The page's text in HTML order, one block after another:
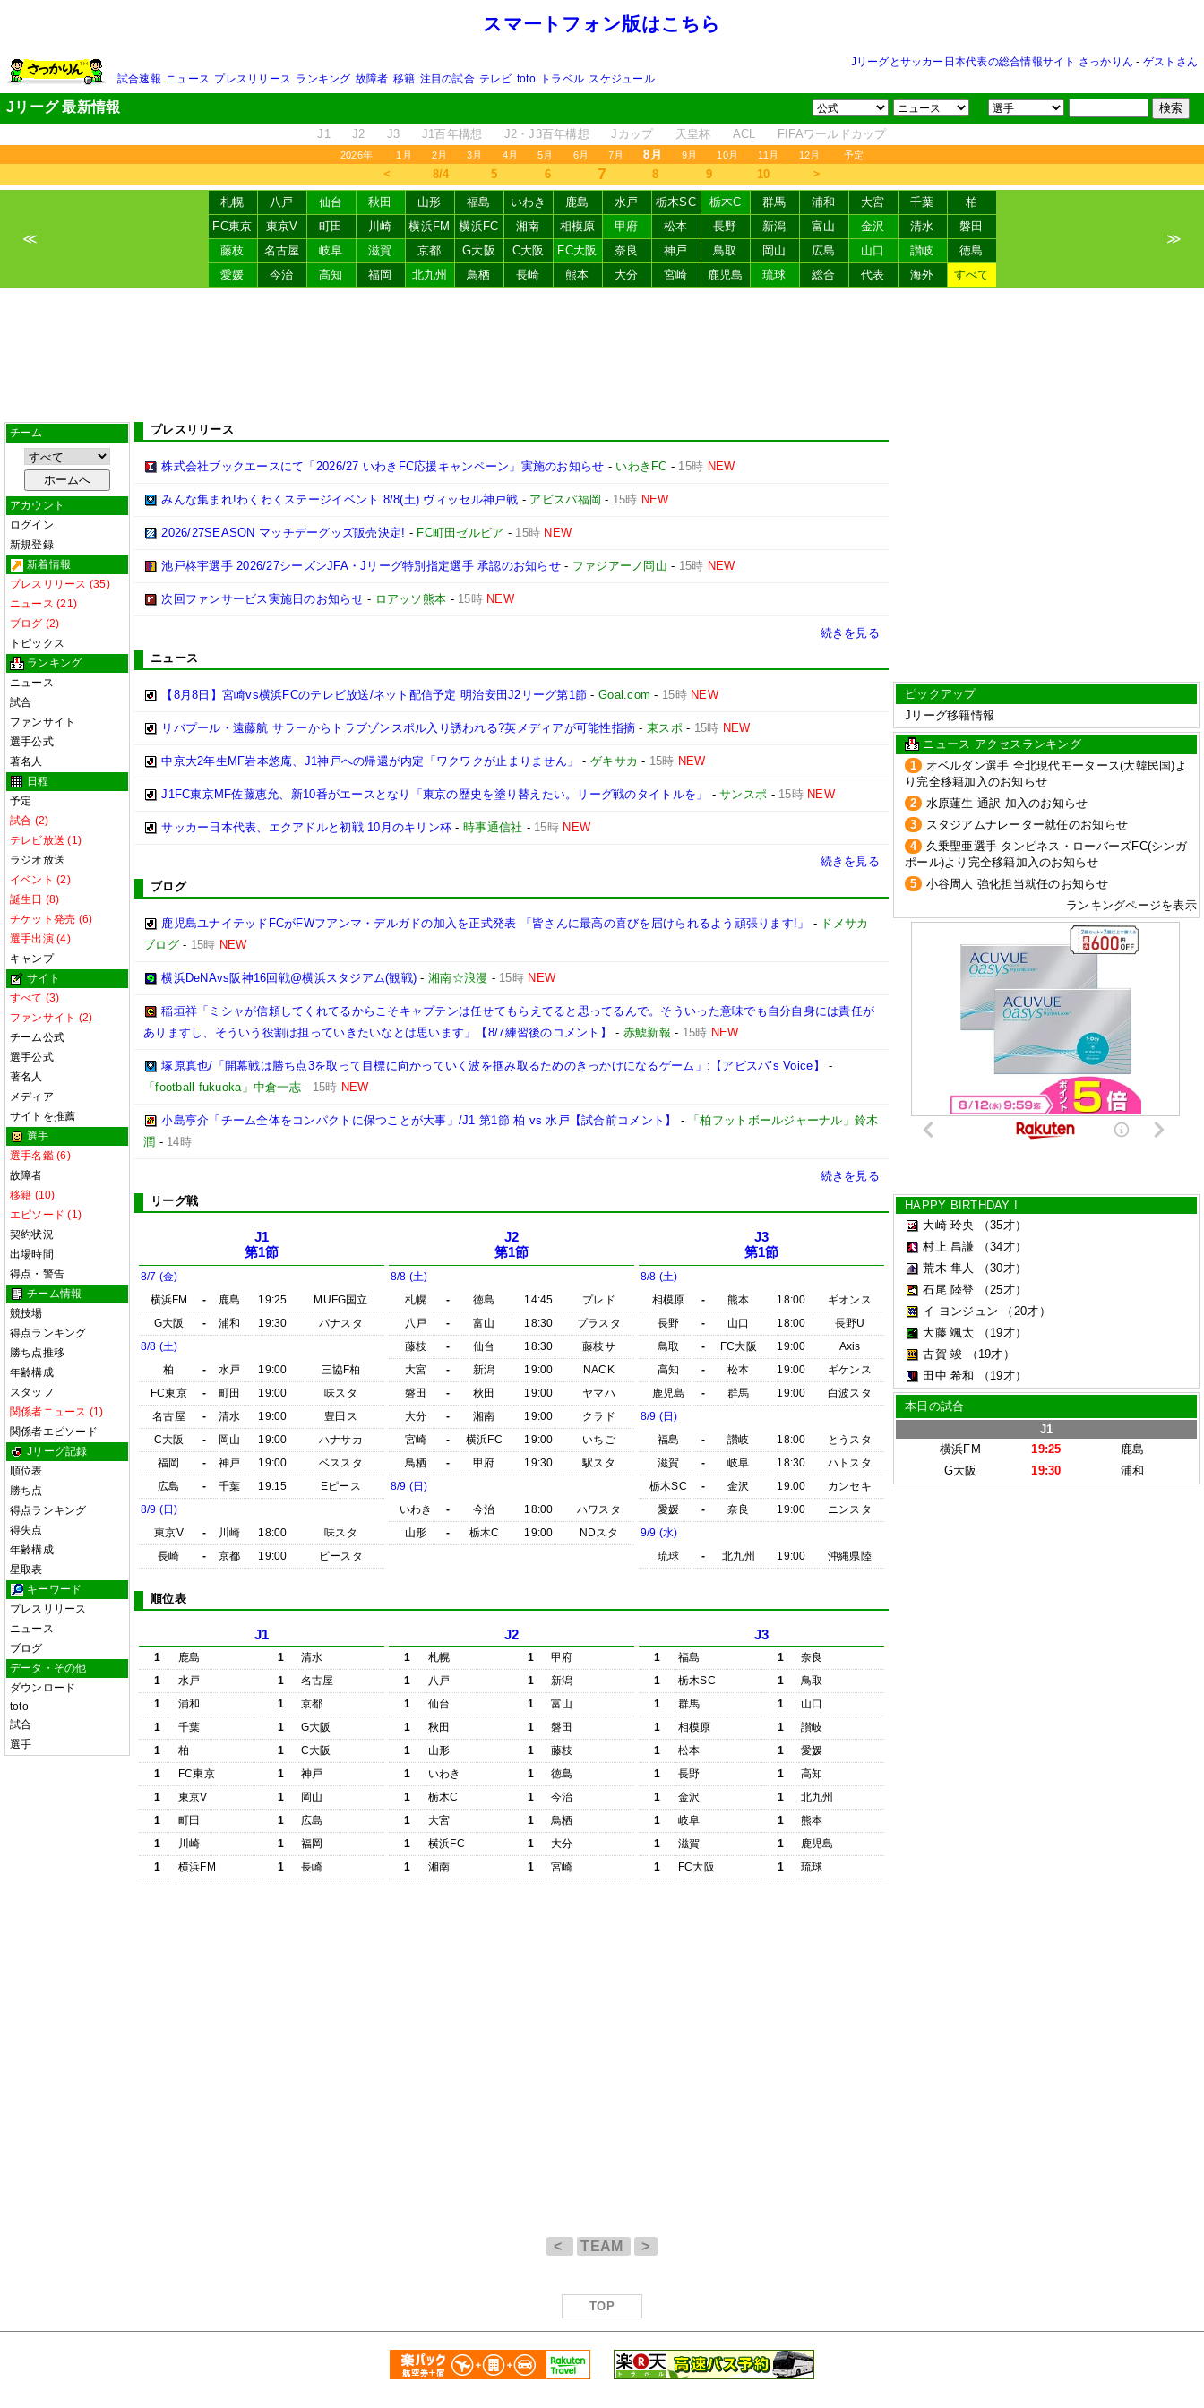
スマートフォン版はこちら
Jリーグとサッカー日本代表の総合情報サイト さっかりん - ゲストさん
試合速報 ニュース プレスリリース ランキング 故障者 移籍 注目の試合 テレビ toto トラベル スケジュール
Jリーグ 最新情報
J1 J2 J3 J1百年構想 J2・J3百年構想 Jカップ 天皇杯 ACL FIFAワールドカップ
2026年 1月 2月 3月 4月 5月 6月 7月 8月 9月 10月 11月 12月 予定
＜ 8/4 5 6 7 8 9 10 ＞
≪
札幌 八戸 仙台 秋田 山形 福島 いわき 鹿島 水戸 栃木SC 栃木C 群馬 浦和 大宮 千葉
柏
FC東京
東京V 町田 川崎 横浜FM 横浜FC 湘南 相模原 甲府 松本 長野 新潟 富山 金沢 清水
磐田
藤枝
名古屋 岐阜 滋賀 京都 G大阪 C大阪 FC大阪 奈良 神戸 鳥取 岡山 広島 山口 讃岐
徳島
愛媛
今治 高知 福岡 北九州 鳥栖 長崎 熊本 大分 宮崎 鹿児島 琉球 総合 代表 海外 すべて
≫
チーム
アカウント
ログイン
新規登録
新着情報
プレスリリース (35)
ニュース (21)
ブログ (2)
トピックス
ランキング
ニュース
試合
ファンサイト
選手公式
著名人
日程
予定
試合 (2)
テレビ放送 (1)
ラジオ放送
イベント (2)
誕生日 (8)
チケット発売 (6)
選手出演 (4)
キャンプ
サイト
すべて (3)
ファンサイト (2)
チーム公式
選手公式
著名人
メディア
サイトを推薦
選手
選手名鑑 (6)
故障者
移籍 (10)
エピソード (1)
契約状況
出場時間
得点・警告
チーム情報
競技場
得点ランキング
勝ち点推移
年齢構成
スタッフ
関係者ニュース (1)
関係者エピソード
Jリーグ記録
順位表
勝ち点
得点ランキング
得失点
年齢構成
星取表
キーワード
プレスリリース
ニュース
ブログ
データ・その他
ダウンロード
toto
試合
選手
プレスリリース
株式会社ブックエースにて「2026/27 いわきFC応援キャンペーン」実施のお知らせ - いわきFC - 15時 NEW
みんな集まれ!わくわくステージイベント 8/8(土) ヴィッセル神戸戦 - アビスパ福岡 - 15時 NEW
2026/27SEASON マッチデーグッズ販売決定! - FC町田ゼルビア - 15時 NEW
池戸柊宇選手 2026/27シーズンJFA・Jリーグ特別指定選手 承認のお知らせ- ファジアーノ岡山 - 15時 NEW
次回ファンサービス実施日のお知らせ- ロアッソ熊本 - 15時 NEW
続きを見る
ニュース
【8月8日】宮崎vs横浜FCのテレビ放送/ネット配信予定 明治安田J2リーグ第1節 -Goal.com - 15時 NEW
リバプール・遠藤航 サラーからトラブゾンスポル入り誘われる?英メディアが可能性指摘 -東スポ- 15時 NEW
中京大2年生MF岩本悠庵、J1神戸への帰還が内定「ワクワクが止まりません」 - ゲキサカ - 15時 NEW
J1FC東京MF佐藤恵允、新10番がエースとなり「東京の歴史を塗り替えたい。リーグ戦のタイトルを」 -サンスポ - 15時 NEW
サッカー日本代表、エクアドルと初戦 10月のキリン杯 -時事通信社 - 15時 NEW
続きを見る
ブログ
鹿児島ユナイテッドFCがFWフアンマ・デルガドの加入を正式発表 「皆さんに最高の喜びを届けられるよう頑張ります!」 - ドメサカ
ブログ- 15時 NEW
横浜DeNAvs阪神16回戦@横浜スタジアム(観戦) -湘南☆浪漫 - 15時 NEW
稲垣祥「ミシャが信頼してくれてるからこそキャプテンは任せてもらえてると思ってるんで。そういった意味でも自分自身には責任が
ありますし、そういう役割は担っていきたいなとは思います」【8/7練習後のコメント】
- 赤鯱新報 - 15時 NEW
塚原真也/「開幕戦は勝ち点3を取って目標に向かっていく波を掴み取るためのきっかけになるゲーム」:【アビスパ’s Voice】
-
「football fukuoka」中倉一志- 15時 NEW
小島亨介「チーム全体をコンパクトに保つことが大事」/J1 第1節 柏 vs 水戸【試合前コメント】 -
「柏フットボールジャーナル」鈴木
潤 - 14時
続きを見る
リーグ戦
J1
第1節
8/7 (金)
横浜FM
- 鹿島 19:25
MUFG国立
G大阪
- 浦和 19:30
パナスタ
8/8 (土)
柏
- 水戸 19:00
三協F柏
FC東京
- 町田 19:00
味スタ
名古屋
- 清水 19:00
豊田ス
C大阪
- 岡山 19:00
ハナサカ
福岡
- 神戸 19:00
ベススタ
広島
- 千葉 19:15
Eピース
8/9 (日)
東京V
- 川崎 18:00
味スタ
長崎
- 京都 19:00 ピースタ
J2
第1節
8/8 (土)
札幌
- 徳島 14:45
プレド
八戸
- 富山 18:30
プラスタ
藤枝
- 仙台 18:30
藤枝サ
大宮
- 新潟 19:00
NACK
磐田
- 秋田 19:00
ヤマハ
大分
- 湘南 19:00
クラド
宮崎
- 横浜FC 19:00
いちご
鳥栖
- 甲府 19:30
駅スタ
8/9 (日)
いわき
- 今治 18:00
ハワスタ
山形
- 栃木C 19:00 NDスタ
J3
第1節
8/8 (土)
相模原
- 熊本 18:00
ギオンス
長野
- 山口 18:00
長野U
鳥取
- FC大阪 19:00
Axis
高知
- 松本 19:00
ギケンス
鹿児島
- 群馬 19:00
白波スタ
8/9 (日)
福島
- 讃岐 18:00
とうスタ
滋賀
- 岐阜 18:30
ハトスタ
栃木SC
- 金沢 19:00
カンセキ
愛媛
- 奈良 19:00
ニンスタ
9/9 (水)
琉球
- 北九州 19:00 沖縄県陸
順位表
J1
1 鹿島 1
清水
1
水戸 1
名古屋
1
浦和 1
京都
1
千葉 1
G大阪
1
柏 1
C大阪
1
FC東京 1
神戸
1
東京V 1
岡山
1
町田 1
広島
1
川崎 1
福岡
1
横浜FM 1 長崎
J2
1 札幌 1
甲府
1
八戸 1
新潟
1
仙台 1
富山
1
秋田 1
磐田
1
山形 1
藤枝
1
いわき 1
徳島
1
栃木C 1
今治
1
大宮 1
鳥栖
1
横浜FC 1
大分
1
湘南 1 宮崎
J3
1 福島 1
奈良
1
栃木SC 1
鳥取
1
群馬 1
山口
1
相模原 1
讃岐
1
松本 1
愛媛
1
長野 1
高知
1
金沢 1
北九州
1
岐阜 1
熊本
1
滋賀 1
鹿児島
1
FC大阪 1 琉球
ピックアップ
Jリーグ移籍情報
ニュース アクセスランキング
1
オベルダン選手 全北現代モータース(大韓民国)よ
り完全移籍加入のお知らせ
2
水原蓮生 通訳 加入のお知らせ
3
スタジアムナレーター就任のお知らせ
4
久乗聖亜選手 タンピネス・ローバーズFC(シンガ
ポール)より完全移籍加入のお知らせ
5
小谷周人 強化担当就任のお知らせ
ランキングページを表示
HAPPY BIRTHDAY !
大崎 玲央
（35才）
村上 昌謙
（34才）
荒木 隼人
（30才）
石尾 陸登
（25才）
イ ヨンジュン
（20才）
大藤 颯太
（19才）
古賀 竣
（19才）
田中 希和
（19才）
本日の試合
J1
横浜FM
19:25
鹿島
G大阪
19:30 浦和
< TEAM >
TOP